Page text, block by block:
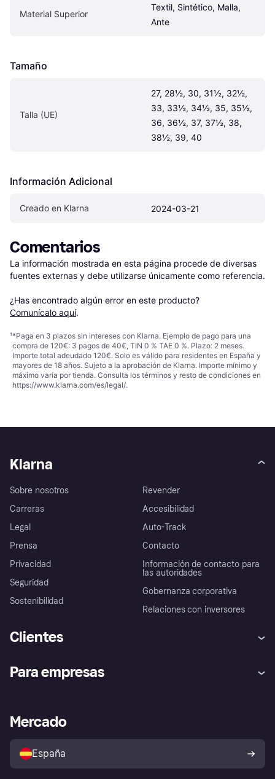
Material Superior
Textil, Sintético, Malla,
Ante
Tamaño
Talla (UE)
27, 28½, 30, 31½, 32½,
33, 33½, 34½, 35, 35½,
36, 36½, 37, 37½, 38,
38½, 39, 40
Información Adicional
Creado en Klarna 2024-03-21
Comentarios
La información mostrada en esta página procede de diversas
fuentes externas y debe utilizarse únicamente como referencia.
¿Has encontrado algún error en este producto?
Comunícalo aquí.
¹*Paga en 3 plazos sin intereses con Klarna. Ejemplo de pago para una
compra de 120€: 3 pagos de 40€, TIN 0 % TAE 0 %. Plazo: 2 meses.
Importe total adeudado 120€. Solo es válido para residentes en España y
mayores de 18 años. Sujeto a la aprobación de Klarna. Importe mínimo y
máximo varía por tienda. Consulta los términos y resto de condiciones en
https://www.klarna.com/es/legal/.
Klarna
Sobre nosotros
Carreras
Legal
Prensa
Privacidad
Seguridad
Sostenibilidad
Revender
Accesibilidad
Auto-Track
Contacto
Información de contacto para
las autoridades
Gobernanza corporativa
Relaciones con inversores
Clientes
Inicio de sesión
Directorio de tiendas
Política de protección al
comprador de Klarna
Reclamaciones
Para empresas
Acceso empresas
Mercado
España